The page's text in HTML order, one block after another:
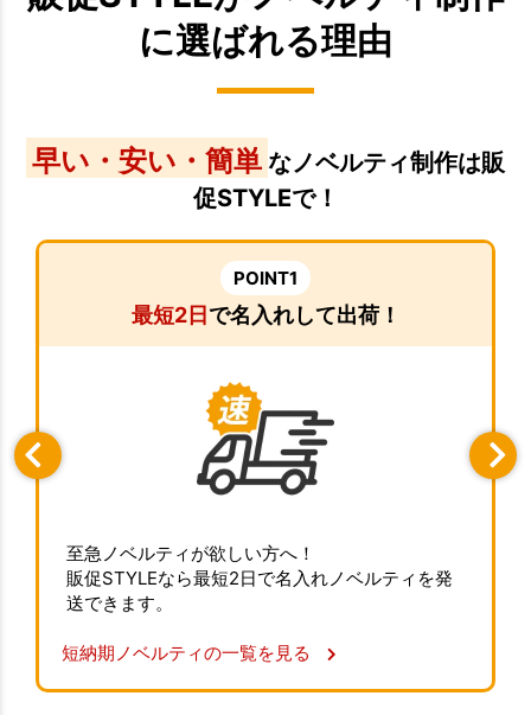
に選ばれる理由
早い・安い・簡単 なノベルティ制作は販
促STYLEで！
POINT1
最短2日で名入れして出荷！
至急ノベルティが欲しい方へ！
販促STYLEなら最短2日で名入れノベルティを発
送できます。
短納期ノベルティの一覧を見る